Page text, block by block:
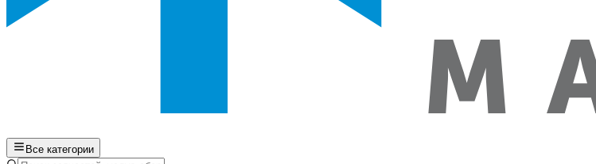
Все категории